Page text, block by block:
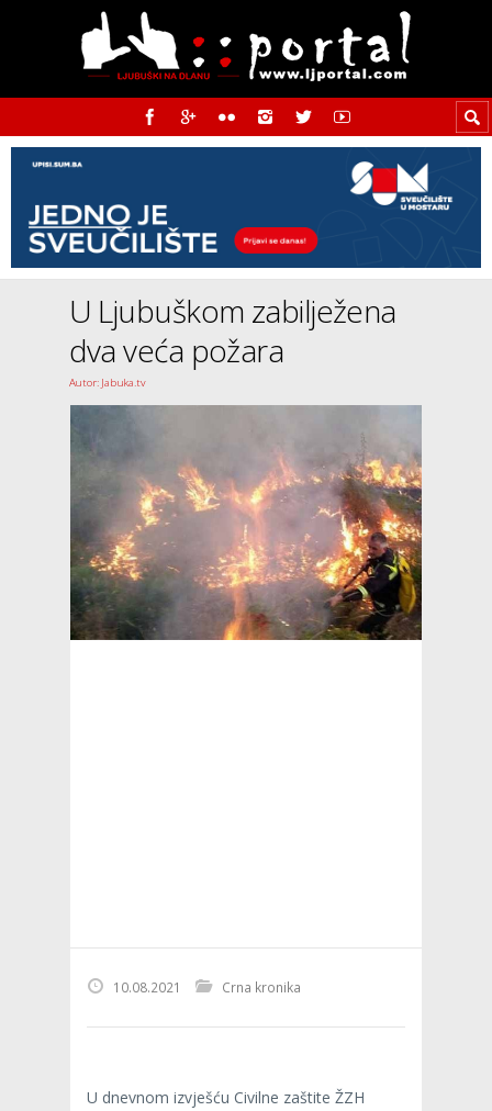
U Ljubuškom zabilježena
dva veća požara
Autor: Jabuka.tv
10.08.2021 Crna kronika
U dnevnom izvješću Civilne zaštite ŽZH